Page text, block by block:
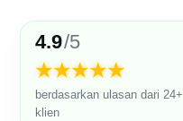
4.9/5
★★★★★
berdasarkan ulasan dari 24+
klien